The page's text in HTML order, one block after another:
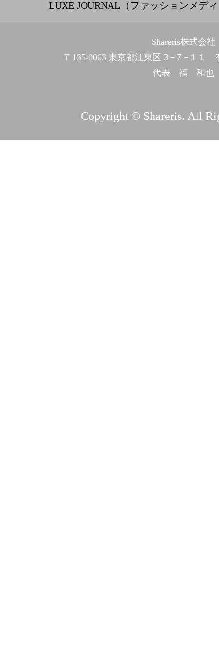
LUXE JOURNAL（ファッションメデ
Shareris株式会社
〒135-0063 東京都江東区３−７−１１
代表 福 和也
Copyright © Shareris. All